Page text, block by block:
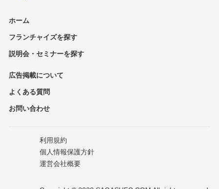
ホーム
フランチャイズを探す
説明会・セミナーを探す
広告掲載について
よくある質問
お問い合わせ
利用規約
個人情報保護方針
運営会社概要